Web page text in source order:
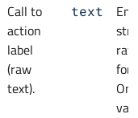
Call to
action
label
(raw
text).
text